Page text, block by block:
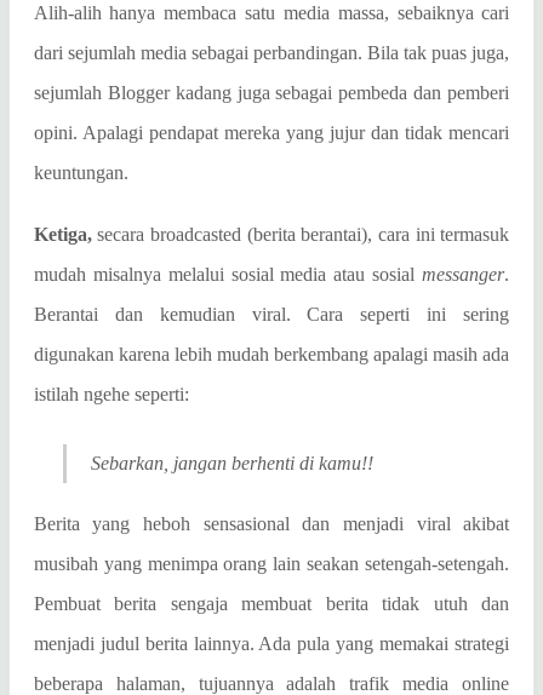
Alih-alih hanya membaca satu media massa, sebaiknya cari
dari sejumlah media sebagai perbandingan. Bila tak puas juga,
sejumlah Blogger kadang juga sebagai pembeda dan pemberi
opini. Apalagi pendapat mereka yang jujur dan tidak mencari
keuntungan.
Ketiga,secara broadcasted (berita berantai), cara ini termasuk
mudah misalnya melalui sosial media atau sosialmessanger.
Berantai dan kemudian viral. Cara seperti ini sering
digunakan karena lebih mudah berkembang apalagi masih ada
istilah ngehe seperti:
Sebarkan, jangan berhenti di kamu!!
Berita yang heboh sensasional dan menjadi viral akibat
musibah yang menimpa orang lain seakan setengah-setengah.
Pembuat berita sengaja membuat berita tidak utuh dan
menjadi judul berita lainnya. Ada pula yang memakai strategi
beberapa halaman, tujuannya adalah trafik media online